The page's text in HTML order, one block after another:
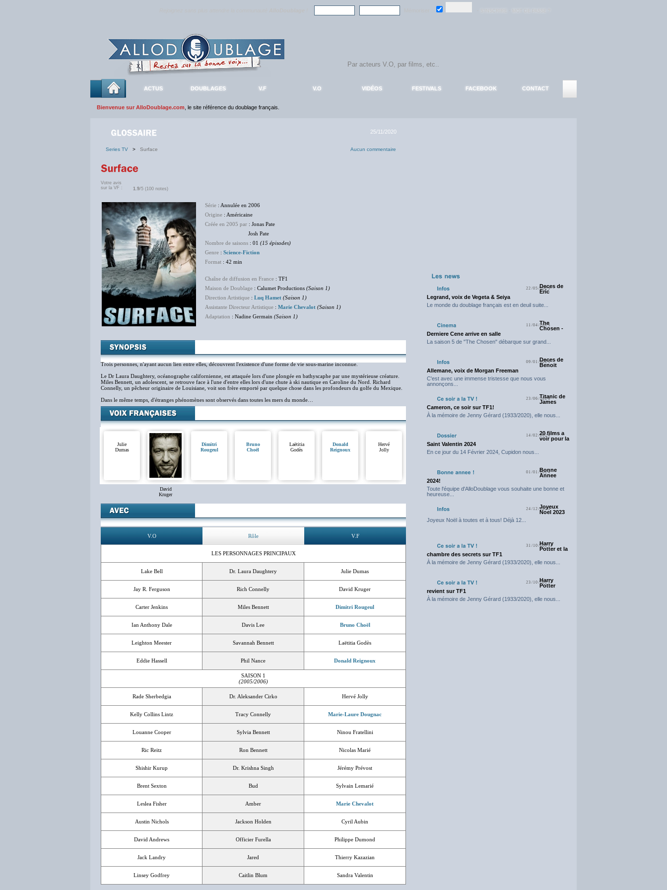
ACTUS DOUBLAGES V.F V.O VIDÉOS FESTIVALS FACEBOOK CONTACT
Bienvenue sur AlloDoublage.com , le site référence du doublage français.
25/11/2020
Series TV > Surface Aucun commentaire
Votre avis
sur la VF :
1.9/5 (100 notes)
Série : Annulée en 2006
Origine : Américaine
Créée en 2005 par : Jonas Pate
Josh Pate
Nombre de saisons : 01 (15 épisodes)
Genre : Science-Fiction
Format : 42 min
Chaîne de diffusion en France : TF1
Maison de Doublage : Calumet Productions (Saison 1)
Direction Artistique : Luq Hamet (Saison 1)
Assistante Directeur Artistique : Marie Chevalot (Saison 1)
Adaptation : Nadine Germain (Saison 1)
Trois personnes, n'ayant aucun lien entre elles, découvrent l'existence d'une forme de vie sous-marine inconnue.
Le Dr Laura Daughtery, océanographe californienne, est attaquée lors d'une plongée en bathyscaphe par une mystérieuse créature.
Miles Bennett, un adolescent, se retrouve face à l'une d'entre elles lors d'une chute à ski nautique en Caroline du Nord. Richard
Connelly, un pêcheur originaire de Louisiane, voit son frère emporté par quelque chose dans les profondeurs du golfe du Mexique.
Dans le même temps, d'étranges phénomènes sont observés dans toutes les mers du monde…
Julie
Dumas
David
Kruger
Dimitri
Rougeul
Bruno
Choël
Laëtitia
Godès
Donald
Reignoux
Hervé
Jolly
V.O Rôle V.F
LES PERSONNAGES PRINCIPAUX
Lake Bell Dr. Laura Daughtery Julie Dumas
Jay R. Ferguson Rich Connelly David Kruger
Carter Jenkins Miles Bennett Dimitri Rougeul
Ian Anthony Dale Davis Lee Bruno Choël
Leighton Meester Savannah Bennett Laëtitia Godès
Eddie Hassell Phil Nance Donald Reignoux
SAISON 1
(2005/2006)
Rade Sherbedgia Dr. Aleksander Cirko Hervé Jolly
Kelly Collins Lintz Tracy Connelly Marie-Laure Dougnac
Louanne Cooper Sylvia Bennett Ninou Fratellini
Ric Reitz Ron Bennett Nicolas Marié
Shishir Kurup Dr. Krishna Singh Jérémy Prévost
Brent Sexton Bud Sylvain Lemarié
Leslea Fisher Amber Marie Chevalot
Austin Nichols Jackson Holden Cyril Aubin
David Andrews Officier Furella Philippe Dumond
Jack Landry Jared Thierry Kazazian
Linsey Godfrey Caitlin Blum Sandra Valentin
22/05/2025Deces de
Eric
Legrand, voix de Vegeta & Seiya
Le monde du doublage français est en deuil suite...
11/04/2025
The
Chosen -
Derniere Cene arrive en salle
La saison 5 de "The Chosen" débarque sur grand...
09/01/2025Deces de
Benoit
Allemane, voix de Morgan Freeman
C'est avec une immense tristesse que nous vous
annonçons...
23/06/2024Titanic de
James
Cameron, ce soir sur TF1!
À la mémoire de Jenny Gérard (1933/2020), elle nous...
14/02/202420 films a
voir pour la
Saint Valentin 2024
En ce jour du 14 Février 2024, Cupidon nous...
01/01/2024
Bonne
Annee
2024!
Toute l'équipe d'AlloDoublage vous souhaite une bonne et
heureuse...
24/12/2023
Joyeux
Noel 2023
Joyeux Noël à toutes et à tous! Déjà 12...
31/10/2023
Harry
Potter et la
chambre des secrets sur TF1
À la mémoire de Jenny Gérard (1933/2020), elle nous...
23/10/2023
Harry
Potter
revient sur TF1
À la mémoire de Jenny Gérard (1933/2020), elle nous...